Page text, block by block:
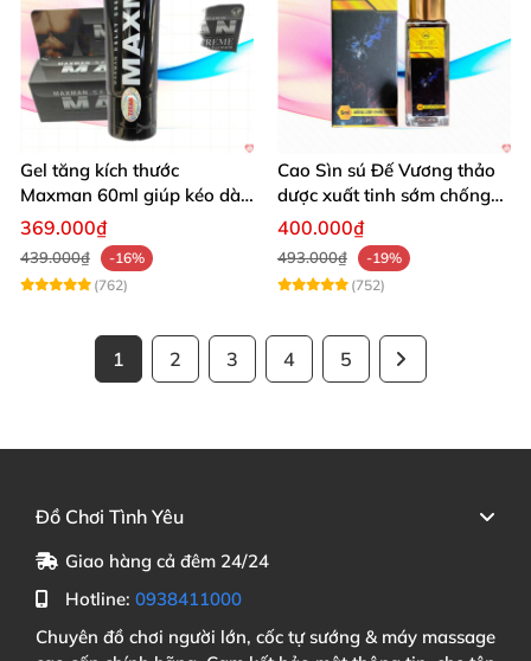
Gel tăng kích thước
Maxman 60ml giúp kéo dài
thời gian quan hệ hiệu quả
369.000₫
439.000₫
-16%
(762)
Cao Sìn sú Đế Vương thảo
dược xuất tinh sớm chống
hiệu quả nhất
400.000₫
493.000₫
-19%
(752)
1 2 3 4 5
Đồ Chơi Tình Yêu
Giao hàng cả đêm 24/24
Hotline: 0938411000
Chuyên đồ chơi người lớn, cốc tự sướng & máy massage